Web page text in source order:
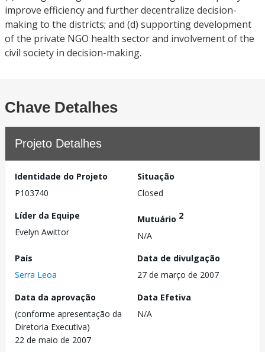
improve efficiency and further decentralize decision-
making to the districts; and (d) supporting development
of the private NGO health sector and involvement of the
civil society in decision-making.
Chave Detalhes
Projeto Detalhes
Identidade do Projeto
P103740
Situação
Closed
Líder da Equipe
Evelyn Awittor
Mutuário 2
N/A
País
Serra Leoa
Data de divulgação
27 de março de 2007
Data da aprovação
(conforme apresentação da
Diretoria Executiva)
22 de maio de 2007
Data Efetiva
N/A